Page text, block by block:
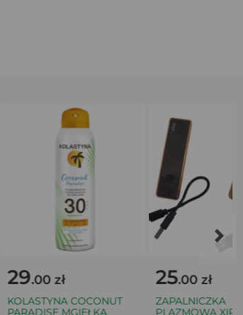
29.00 zł
KOLASTYNA COCONUT
PARADISE MGIEŁKA
25.00 zł
ZAPALNICZKA
PLAZMOWA XIPIE